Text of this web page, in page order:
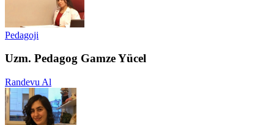
Pedagoji
Uzm. Pedagog Gamze Yücel
Randevu Al